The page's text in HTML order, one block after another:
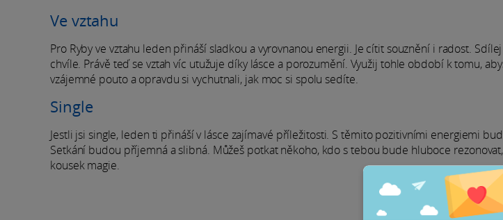
Ve vztahu
Pro Ryby ve vztahu leden přináší sladkou a vyrovnanou energii. Je cítit souznění i radost.
chvíle. Právě teď se vztah víc utužuje díky lásce a porozumění. Využij tohle období k tomu,
vzájemné pouto a opravdu si vychutnali, jak moc si spolu sedíte.
Single
Jestli jsi single, leden ti přináší v lásce zajímavé příležitosti. S těmito pozitivními energiemi
Setkání budou příjemná a slibná. Můžeš potkat někoho, kdo s tebou bude hluboce
kousek magie.